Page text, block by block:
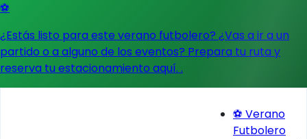
⚽
¿Estás listo para este verano futbolero? ¿Vas a ir a un
partido o a alguno de los eventos? Prepara tu ruta y
reserva tu estacionamiento aquí. .
⚽ Verano
Futbolero